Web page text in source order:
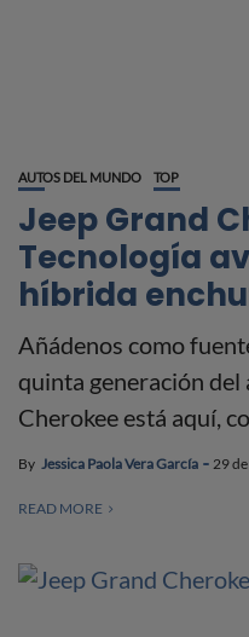
AUTOS DEL MUNDO TOP
Jeep Grand
Tecnología
híbrida
Añádenos como
quinta generación del
Cherokee está aquí,
By Jessica Paola Vera García 29
READ MORE